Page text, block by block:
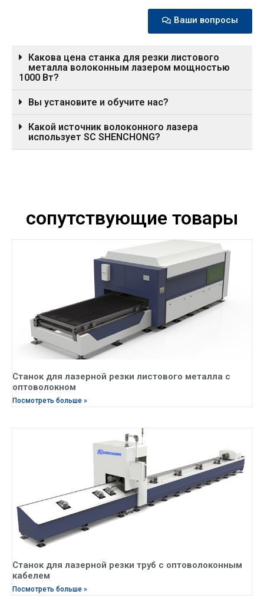
Ваши вопросы
Какова цена станка для резки листового
металла волоконным лазером мощностью
1000 Вт?
Вы установите и обучите нас?
Какой источник волоконного лазера
использует SC SHENCHONG?
сопутствующие товары
Станок для лазерной резки листового металла с
оптоволокном
Посмотреть больше »
Станок для лазерной резки труб с оптоволоконным
кабелем
Посмотреть больше »